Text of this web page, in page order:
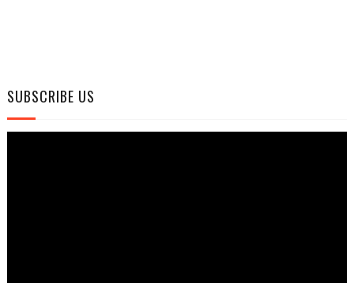
SUBSCRIBE US